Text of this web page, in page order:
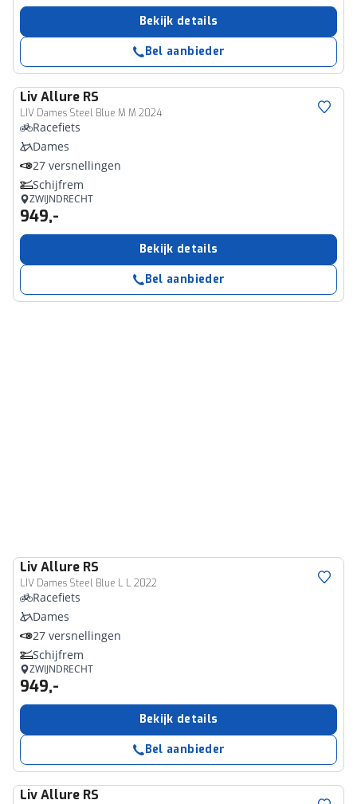
Bekijk details
Bel aanbieder
LivAllure RS
LIV Dames Steel Blue M M 2024
Racefiets
Dames
27 versnellingen
Schijfrem
ZWIJNDRECHT
949,-
Bekijk details
Bel aanbieder
LivAllure RS
LIV Dames Steel Blue L L 2022
Racefiets
Dames
27 versnellingen
Schijfrem
ZWIJNDRECHT
949,-
Bekijk details
Bel aanbieder
LivAllure RS